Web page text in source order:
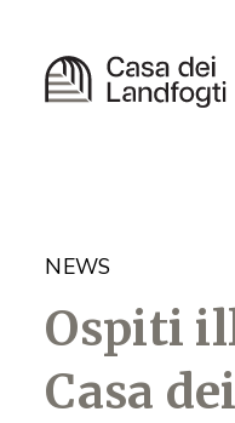
NEWS
Ospiti
Casa